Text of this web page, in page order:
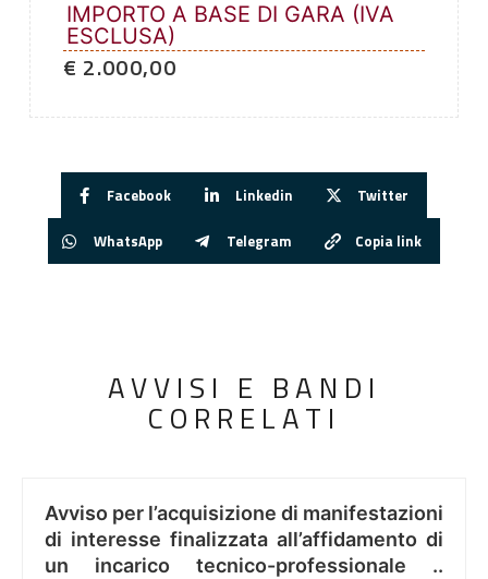
IMPORTO A BASE DI GARA (IVA
ESCLUSA)
€ 2.000,00
Facebook Linkedin Twitter
WhatsApp Telegram Copia link
AVVISI E BANDI
CORRELATI
Avviso per l’acquisizione di manifestazioni
di interesse finalizzata all’affidamento di
un incarico tecnico-professionale ..